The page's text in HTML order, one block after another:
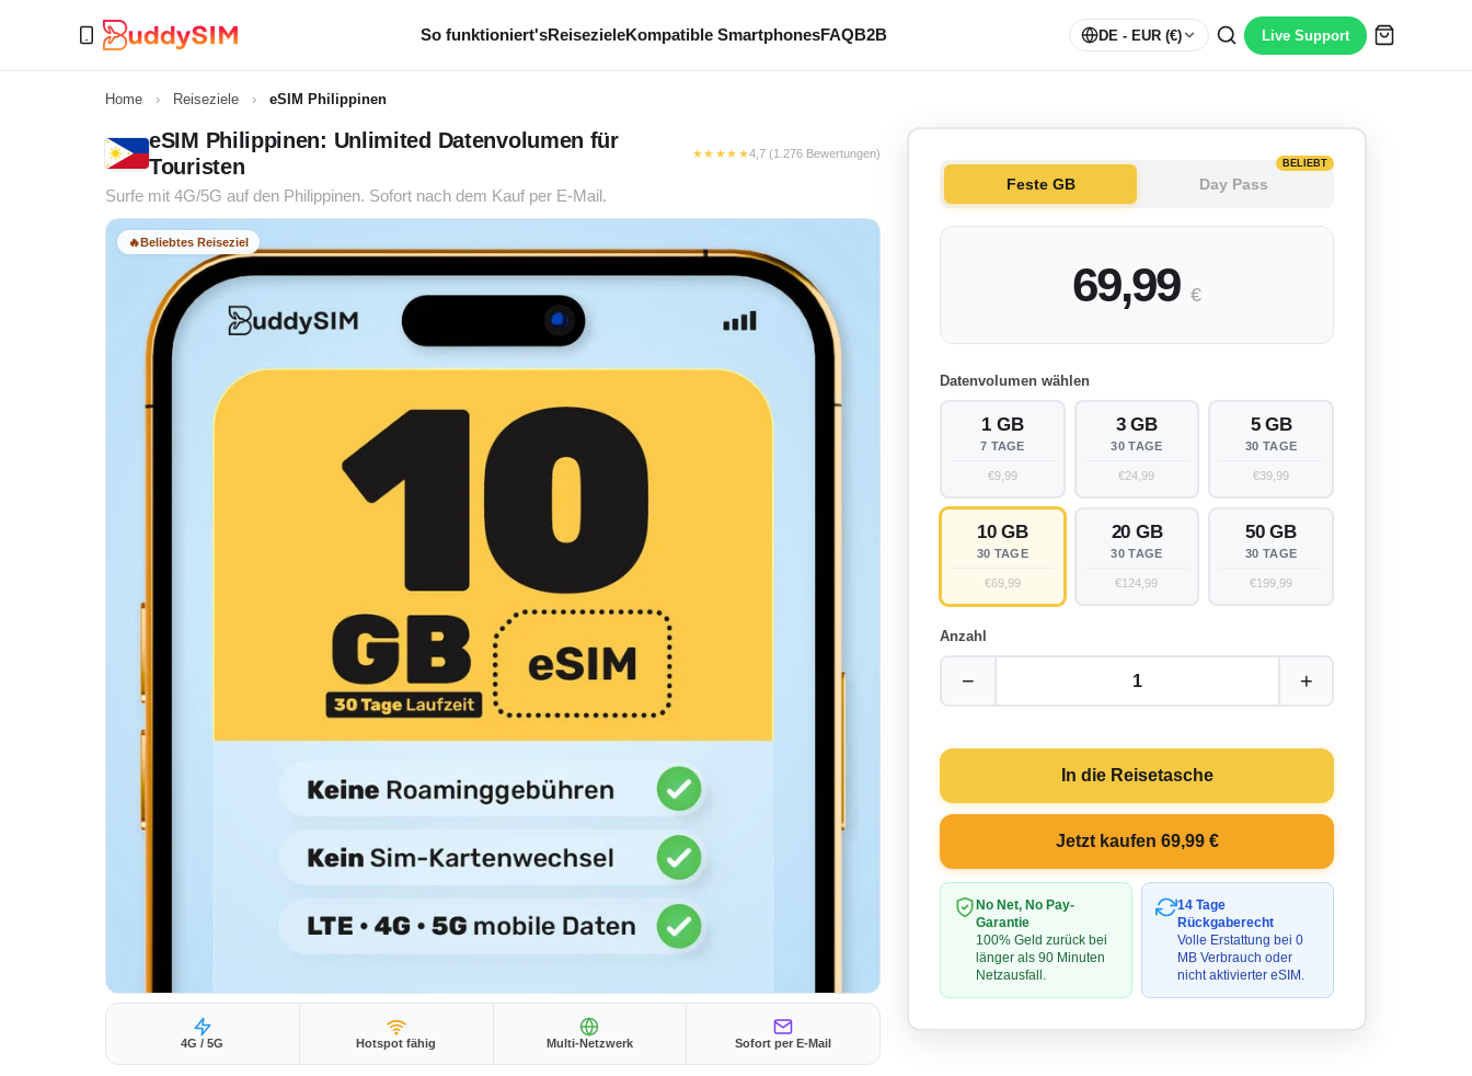
So funktioniert'sReisezieleKompatible SmartphonesFAQB2B DE - EUR (€) Live Support
Home › Reiseziele › eSIM Philippinen
eSIM Philippinen: Unlimited Datenvolumen für
Touristen
★★★★★4,7 (1.276 Bewertungen)
Surfe mit 4G/5G auf den Philippinen. Sofort nach dem Kauf per E-Mail.
🔥Beliebtes Reiseziel
4G / 5G Hotspot fähig Multi-Netzwerk Sofort per E-Mail
Feste GB Day Pass
BELIEBT
69,99 €
Datenvolumen wählen
1 GB
7 TAGE
€9,99
3 GB
30 TAGE
€24,99
5 GB
30 TAGE
€39,99
10 GB
30 TAGE
€69,99
20 GB
30 TAGE
€124,99
50 GB
30 TAGE
€199,99
Anzahl
− 1 +
In die Reisetasche
Jetzt kaufen 69,99 €
No Net, No Pay-
Garantie
100% Geld zurück bei
länger als 90 Minuten
Netzausfall.
14 Tage
Rückgaberecht
Volle Erstattung bei 0
MB Verbrauch oder
nicht aktivierter eSIM.